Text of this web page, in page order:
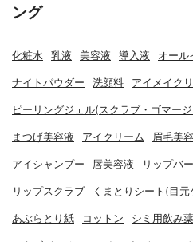
ング
化粧水 乳液 美容液 導入液 オール
ナイトパウダー 洗顔料 アイメイク
ピーリングジェル(スクラブ・ゴマー
まつげ美容液 アイクリーム 眉毛美
アイシャンプー 唇美容液 リップバ
リップスクラブ くまとりシート(目
あぶらとり紙 コットン シミ用飲み薬